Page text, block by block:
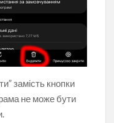
замість кнопки
не може бути